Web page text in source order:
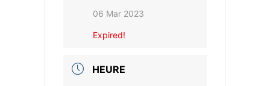
06 Mar 2023
Expired!
HEURE